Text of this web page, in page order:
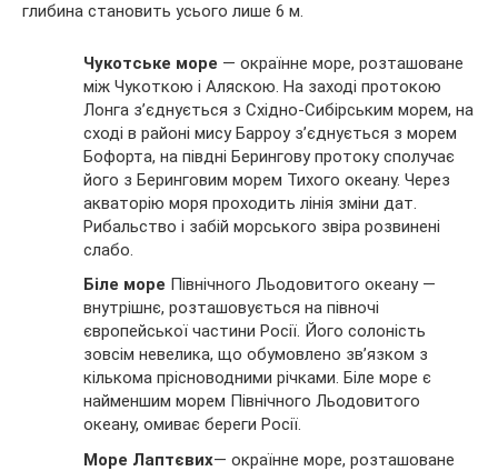
глибина становить усього лише 6 м.
Чукотське море — окраїнне море, розташоване
між Чукоткою і Аляскою. На заході протокою
Лонга з’єднується з Східно-Сибірським морем, на
сході в районі мису Барроу з’єднується з морем
Бофорта, на півдні Берингову протоку сполучає
його з Беринговим морем Тихого океану. Через
акваторію моря проходить лінія зміни дат.
Рибальство і забій морського звіра розвинені
слабо.
Біле море Північного Льодовитого океану —
внутрішнє, розташовується на півночі
європейської частини Росії. Його солоність
зовсім невелика, що обумовлено зв’язком з
кількома прісноводними річками. Біле море є
найменшим морем Північного Льодовитого
океану, омиває береги Росії.
Море Лаптєвих— окраїнне море, розташоване